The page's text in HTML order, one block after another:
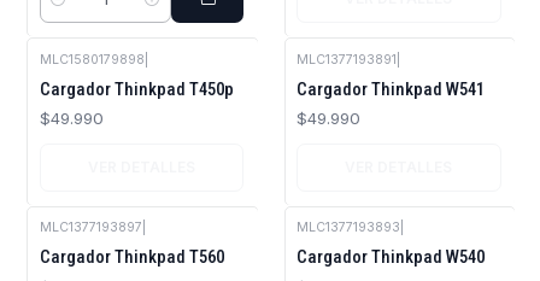
Cantidad
MLC1580179898
Cargador Thinkpad T450p
$49.990
MLC1377193891
Cargador Thinkpad W541
$49.990
MLC1377193897
Cargador Thinkpad T560
MLC1377193893
Cargador Thinkpad W540